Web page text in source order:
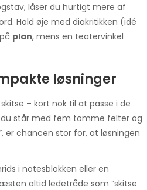
låser du hurtigt mere af
Hold øje med diakritikken (idé
plan, mens en teatervinkel
løsninger
– kort nok til at passe i de
står med fem tomme felter og
er chancen stor for, at løsningen
i notesblokken eller en
altid ledetråde som “skitse